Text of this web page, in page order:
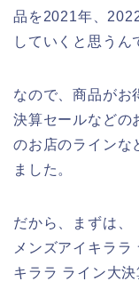
品を2021年、
していくと思うん
なので、商品がお
決算セールなどの
のお店のラインな
ました。
だから、まずは、
メンズアイキララ
キララ ライン大